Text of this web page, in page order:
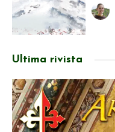
Ultima rivista